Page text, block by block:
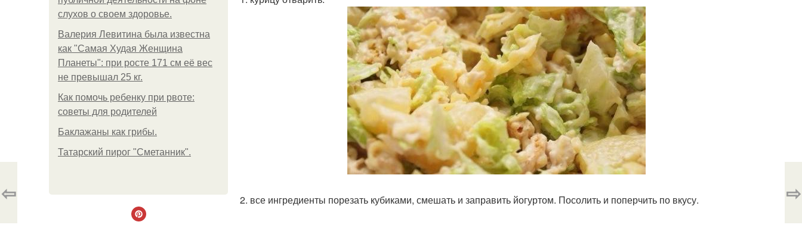
слухов о своем здоровье.
Валерия Левитина была известна
как "Самая Худая Женщина
Планеты": при росте 171 см её вес
не превышал 25 кг.
Как помочь ребенку при рвоте:
советы для родителей
Баклажаны как грибы.
Татарский пирог "Сметанник".
2. все ингредиенты порезать кубиками, смешать и заправить йогуртом. Посолить и поперчить по вкусу.
⇦ ⇨